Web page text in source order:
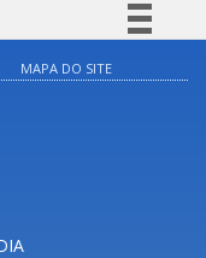
à informação
MAPA DO SITE